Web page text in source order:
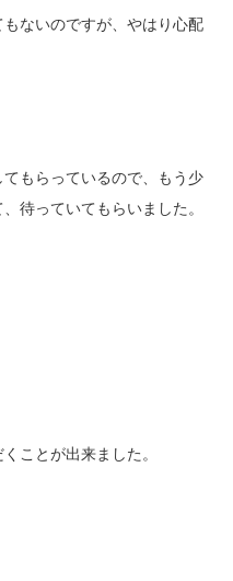
ないのですが、やはり心配
もらっているので、もう少
待っていてもらいました。
ことが出来ました。